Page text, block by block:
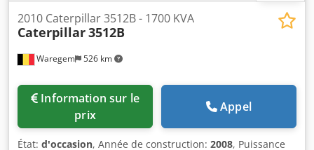
Waregem 526 km
2010 Caterpillar 3512B - 1700 KVA
Caterpillar3512B
prix
Appel
État: d'occasion, Année de construction: 2008, Puissance